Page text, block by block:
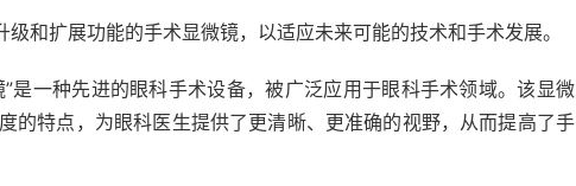
和扩展功能的手术显微镜，以适应未来可能的技术和手术发展。
是一种先进的眼科手术设备，被广泛应用于眼科手术领域。该显微
的特点，为眼科医生提供了更清晰、更准确的视野，从而提高了手